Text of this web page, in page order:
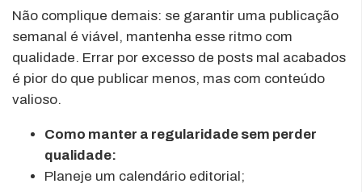
Não complique demais: se garantir uma publicação
semanal é viável, mantenha esse ritmo com
qualidade. Errar por excesso de posts mal acabados
é pior do que publicar menos, mas com conteúdo
valioso.
Como manter a regularidade sem perder
qualidade:
Planeje um calendário editorial;